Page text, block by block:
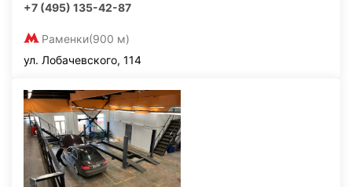
+7 (495) 135-42-87
Раменки(900 м)
ул. Лобачевского, 114